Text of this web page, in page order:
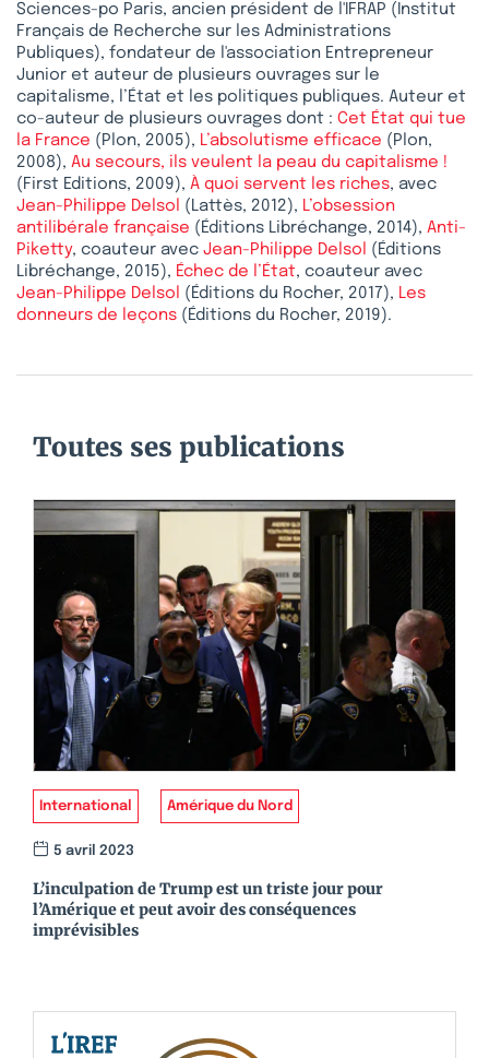
Sciences-po Paris, ancien président de l'IFRAP (Institut
Français de Recherche sur les Administrations
Publiques), fondateur de l'association Entrepreneur
Junior et auteur de plusieurs ouvrages sur le
capitalisme, l’État et les politiques publiques. Auteur et
co-auteur de plusieurs ouvrages dont : Cet État qui tue
la France (Plon, 2005), L’absolutisme efficace (Plon,
2008), Au secours, ils veulent la peau du capitalisme !
(First Editions, 2009), À quoi servent les riches, avec
Jean-Philippe Delsol
(Lattès, 2012), L’obsession
antilibérale française (Éditions Libréchange, 2014), Anti-
Piketty, coauteur avec Jean-Philippe Delsol
(Éditions
Libréchange, 2015), Échec de l’État, coauteur avec
Jean-Philippe Delsol
(Éditions du Rocher, 2017), Les
donneurs de leçons (Éditions du Rocher, 2019).
Toutes ses publications
International Amérique du Nord
5 avril 2023
L’inculpation de Trump est un triste jour pour
l’Amérique et peut avoir des conséquences
imprévisibles